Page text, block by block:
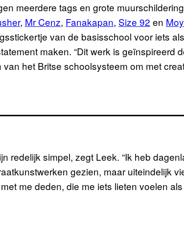
meerdere tags en grote
, Mr Cenz, Fanakapan, Size 92 en
van de basisschool voor iets
maken. “Dit werk is geïnspireerd
het Britse schoolsysteem om met
redelijk simpel, zegt Leek. “Ik heb
gezien, maar uiteindelijk
me deden, die me iets lieten voelen als